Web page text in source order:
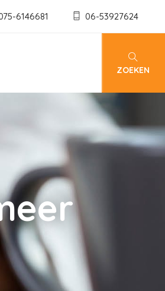
6146681 06-53927624
ZOEKEN